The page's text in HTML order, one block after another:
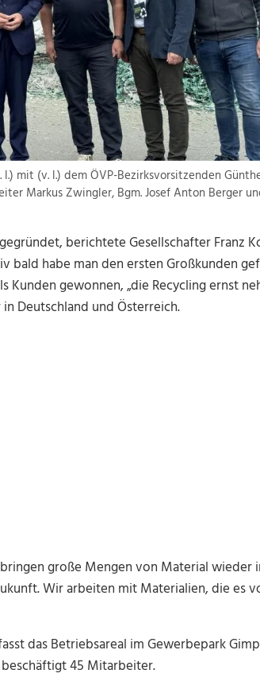
mit (v. l.) dem ÖVP-Bezirksvorsitzenden
Markus Zwingler, Bgm. Josef Anton Berger
berichtete Gesellschafter Franz
bald habe man den ersten Großkunden
gewonnen, „die Recycling ernst
Deutschland und Österreich.
große Mengen von Material wieder
Wir arbeiten mit Materialien, die es
das Betriebsareal im Gewerbepark
45 Mitarbeiter.